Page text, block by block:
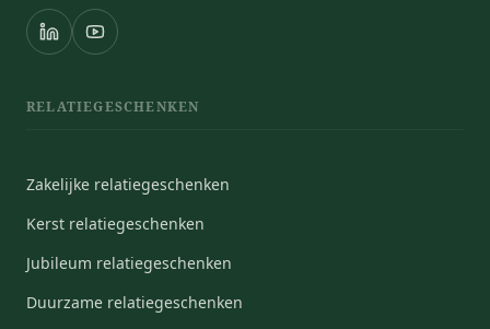
RELATIEGESCHENKEN
Zakelijke relatiegeschenken
Kerst relatiegeschenken
Jubileum relatiegeschenken
Duurzame relatiegeschenken